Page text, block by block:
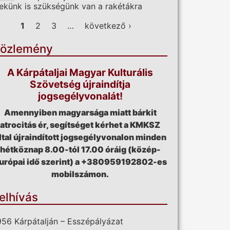
is szükségünk van a rakétákra
Oldalak
1 2 3 … következő ›
A Kárpátaljai Magyar Kulturális
Szövetség újraindítja
jogsegélyvonalát!
Amennyiben magyarsága miatt bárkit
atrocitás ér, segítséget kérhet a KMKSZ
újraindított jogsegélyvonalon minden
hétköznap 8.00-tól 17.00 óráig (közép-
idő szerint) a +380959192802-es
mobilszámon.
Kárpátalján – Esszépályázat